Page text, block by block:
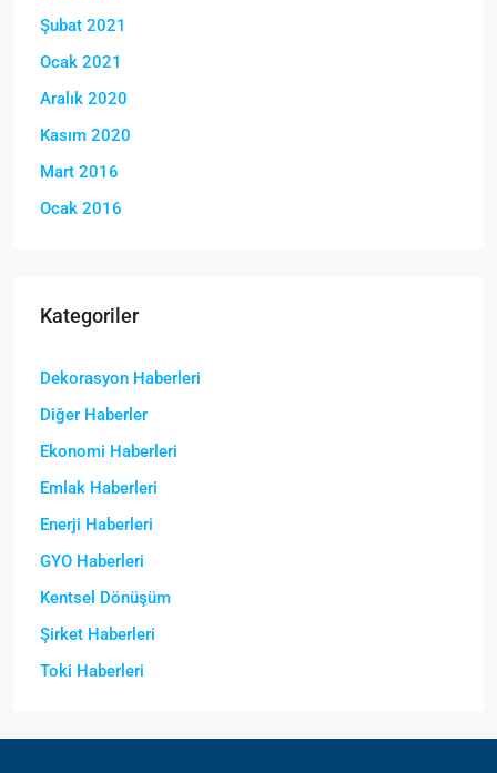
Şubat 2021
Ocak 2021
Aralık 2020
Kasım 2020
Mart 2016
Ocak 2016
Kategoriler
Dekorasyon Haberleri
Diğer Haberler
Ekonomi Haberleri
Emlak Haberleri
Enerji Haberleri
GYO Haberleri
Kentsel Dönüşüm
Şirket Haberleri
Toki Haberleri